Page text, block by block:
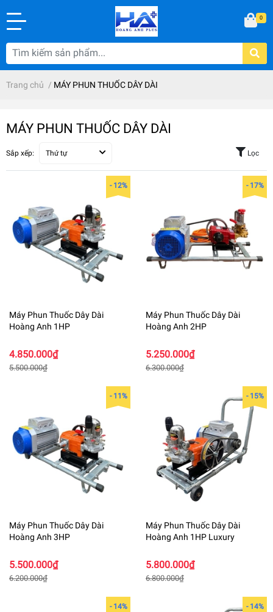
0
Trang chủ / MÁY PHUN THUỐC DÂY DÀI
MÁY PHUN THUỐC DÂY DÀI
Sắp xếp: Thứ tự Lọc
- 12%
Máy Phun Thuốc Dây Dài
Hoàng Anh 1HP
4.850.000₫
5.500.000₫
- 17%
Máy Phun Thuốc Dây Dài
Hoàng Anh 2HP
5.250.000₫
6.300.000₫
- 11%
Máy Phun Thuốc Dây Dài
Hoàng Anh 3HP
5.500.000₫
6.200.000₫
- 15%
Máy Phun Thuốc Dây Dài
Hoàng Anh 1HP Luxury
5.800.000₫
6.800.000₫
- 14% - 14%